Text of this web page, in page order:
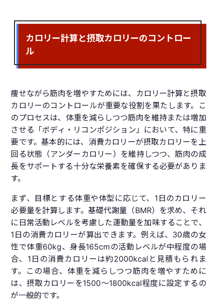
カロリー計算と摂取カロリーのコントロー
ル
痩せながら筋肉を増やすためには、カロリー計算と摂取
カロリーのコントロールが重要な役割を果たします。こ
のプロセスは、体重を減らしつつ筋肉を維持または増加
させる「ボディ・リコンポジション」において、特に重
要です。基本的には、消費カロリーが摂取カロリーを上
回る状態（アンダーカロリー）を維持しつつ、筋肉の成
長をサポートする十分な栄養素を確保する必要がありま
す。
まず、目標とする体重や体型に応じて、1日のカロリー
必要量を計算します。基礎代謝量（BMR）を求め、それ
に日常活動レベルを考慮した運動量を加味することで、
1日の消費カロリーが算出できます。例えば、30歳の女
性で体重60kg、身長165cmの活動レベルが中程度の場
合、1日の消費カロリーは約2000kcalと見積もられま
す。この場合、体重を減らしつつ筋肉を増やすために
は、摂取カロリーを1500～1800kcal程度に設定するの
が一般的です。